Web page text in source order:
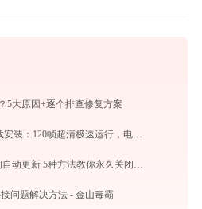
5大原因+逐个排查修复方案
MuMu模拟器电脑版下载安装：120帧超清极速运行，电脑玩手游的装机必备神器
问题解决方法 - 金山毒霸